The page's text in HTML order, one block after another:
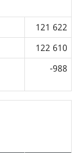
121 622
122 610
-988